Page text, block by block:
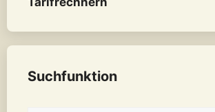
Suchfunktion